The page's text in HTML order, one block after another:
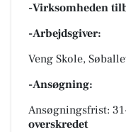
-Virksomheden
-Arbejdsgiver:
Veng Skole,
-Ansøgning:
Ansøgningsfrist:
overskredet